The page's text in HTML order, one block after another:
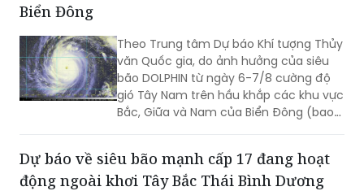
Biển Đông
Theo Trung tâm Dự báo Khí tượng Thủy
văn Quốc gia, do ảnh hưởng của siêu
bão DOLPHIN từ ngày 6-7/8 cường độ
gió Tây Nam trên hầu khắp các khu vực
Bắc, Giữa và Nam của Biển Đông (bao
cao từ 2-4m, biển động rất mạnh.
Dự báo về siêu bão mạnh cấp 17 đang hoạt
động ngoài khơi Tây Bắc Thái Bình Dương